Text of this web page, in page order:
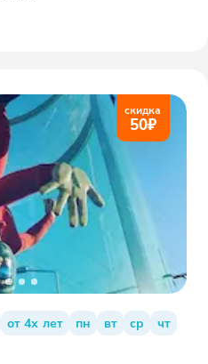
скидка
50₽
от 4х лет пн вт ср
чт